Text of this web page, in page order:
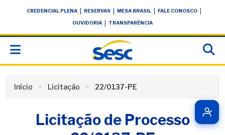
conteúdoCREDENCIAL PLENA RESERVAS MESA BRASIL FALE CONOSCO
OUVIDORIA TRANSPARÊNCIA
Início Licitação 22/0137-PE
Licitação de Processo